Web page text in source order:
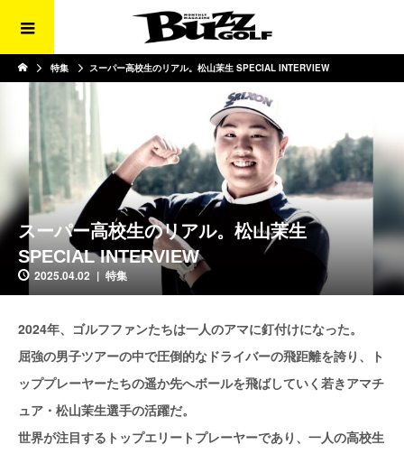
特集 スーパー高校生のリアル。松山茉生 SPECIAL INTERVIEW
スーパー高校生のリアル。松山茉生
SPECIAL INTERVIEW
2025.04.02 特集
2024年、ゴルフファンたちは一人のアマに釘付けになった。
屈強の男子ツアーの中で圧倒的なドライバーの飛距離を誇り、ト
ッププレーヤーたちの遥か先へボールを飛ばしていく若きアマチ
ュア・松山茉生選手の活躍だ。
世界が注目するトップエリートプレーヤーであり、一人の高校生